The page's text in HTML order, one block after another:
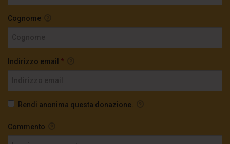
Cognome
Indirizzo email *
Rendi anonima questa donazione.
Commento